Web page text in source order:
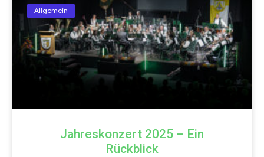
Allgemein
Jahreskonzert 2025 – Ein
Rückblick